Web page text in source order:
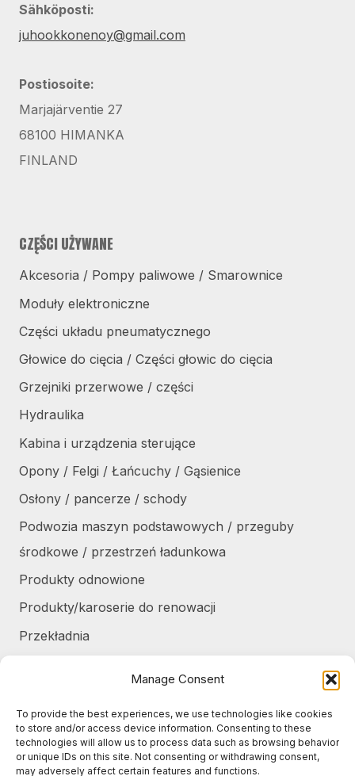
Manage Consent
To provide the best experiences, we use technologies like cookies
to store and/or access device information. Consenting to these
technologies will allow us to process data such as browsing behavior
or unique IDs on this site. Not consenting or withdrawing consent,
may adversely affect certain features and functions.
Sähköposti:
juhookkonenoy@gmail.com
Postiosoite:
Marjajärventie 27
68100 HIMANKA
FINLAND
CZĘŚCI UŻYWANE
Akcesoria / Pompy paliwowe / Smarownice
Moduły elektroniczne
Części układu pneumatycznego
Głowice do cięcia / Części głowic do cięcia
Grzejniki przerwowe / części
Hydraulika
Kabina i urządzenia sterujące
Opony / Felgi / Łańcuchy / Gąsienice
Osłony / pancerze / schody
Podwozia maszyn podstawowych / przeguby
środkowe / przestrzeń ładunkowa
Produkty odnowione
Produkty/karoserie do renowacji
Przekładnia
Układ chłodzenia / Skraplacze
Zbiorniki / Pojemniki